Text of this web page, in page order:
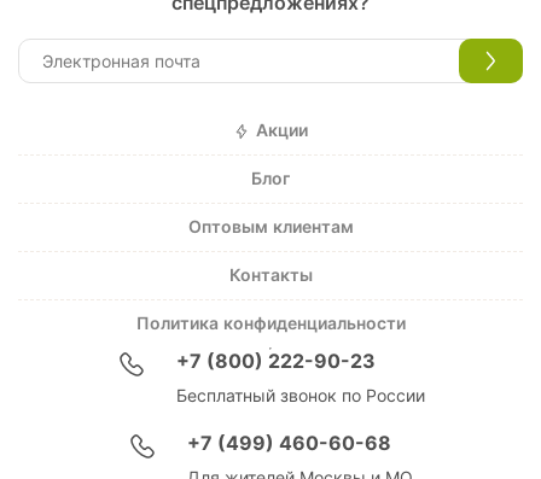
Акции
Блог
Оптовым клиентам
Контакты
Политика конфиденциальности
+7 (800) 222-90-23
Бесплатный звонок по России
+7 (499) 460-60-68